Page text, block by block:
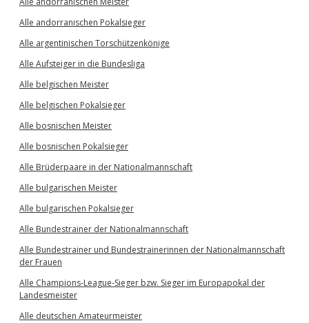
Alle andorranischen Pokalsieger
Alle argentinischen Torschützenkönige
Alle Aufsteiger in die Bundesliga
Alle belgischen Meister
Alle belgischen Pokalsieger
Alle bosnischen Meister
Alle bosnischen Pokalsieger
Alle Brüderpaare in der Nationalmannschaft
Alle bulgarischen Meister
Alle bulgarischen Pokalsieger
Alle Bundestrainer der Nationalmannschaft
Alle Bundestrainer und Bundestrainerinnen der Nationalmannschaft
der Frauen
Alle Champions-League-Sieger bzw. Sieger im Europapokal der
Landesmeister
Alle deutschen Amateurmeister